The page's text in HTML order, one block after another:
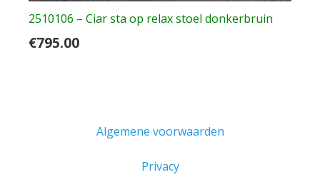
2510106 – Ciar sta op relax stoel donkerbruin
€795.00
Algemene voorwaarden
Privacy